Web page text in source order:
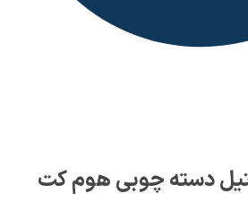
دسته چوبی هوم کت